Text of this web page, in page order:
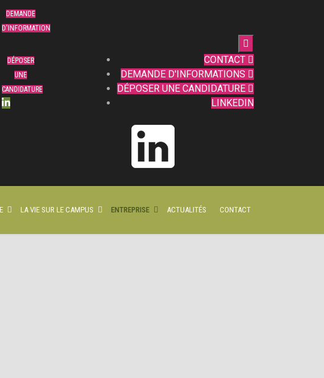
DEMANDE
D'INFORMATION
DÉPOSER
UNE
CANDIDATURE

CONTACT 
DEMANDE D'INFORMATIONS 
DÉPOSER UNE CANDIDATURE 
LINKEDIN
LA VIE SUR LE CAMPUS ENTREPRISE ACTUALITÉS CONTACT